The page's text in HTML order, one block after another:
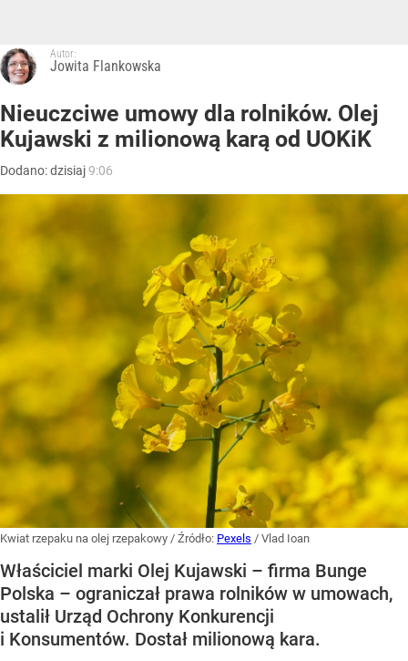
Autor:
Jowita Flankowska
Nieuczciwe umowy dla rolników. Olej
Kujawski z milionową karą od UOKiK
Dodano:dzisiaj9:06
Kwiat rzepaku na olej rzepakowy / Źródło: Pexels / Vlad Ioan
Właściciel marki Olej Kujawski – firma Bunge
Polska – ograniczał prawa rolników w umowach,
ustalił Urząd Ochrony Konkurencji
i Konsumentów. Dostał milionową kara.